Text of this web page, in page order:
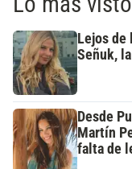
Lejos de
Señuk,
Desde
Martín
falta de